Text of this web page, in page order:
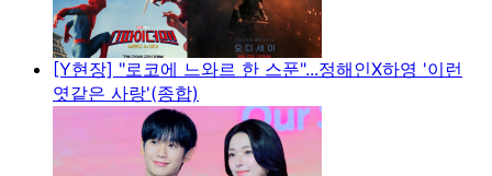
[Y현장] "로코에 느와르 한 스푼"...정해인X하영 '이런
엿같은 사랑'(종합)